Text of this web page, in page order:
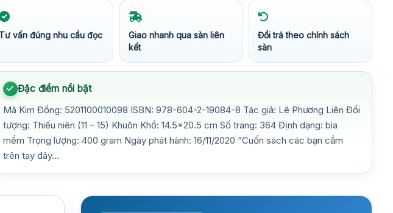
Tư vấn đúng nhu cầu đọc
Giao nhanh qua sàn liên
kết
Đổi trả theo chính sách
sàn
Đặc điểm nổi bật
Mã Kim Đồng: 5201100010098 ISBN: 978-604-2-19084-8 Tác giả: Lê Phương Liên Đối
tượng: Thiếu niên (11 – 15) Khuôn Khổ: 14.5×20.5 cm Số trang: 364 Định dạng: bìa
mềm Trọng lượng: 400 gram Ngày phát hành: 16/11/2020 “Cuốn sách các bạn cầm
trên tay đây…